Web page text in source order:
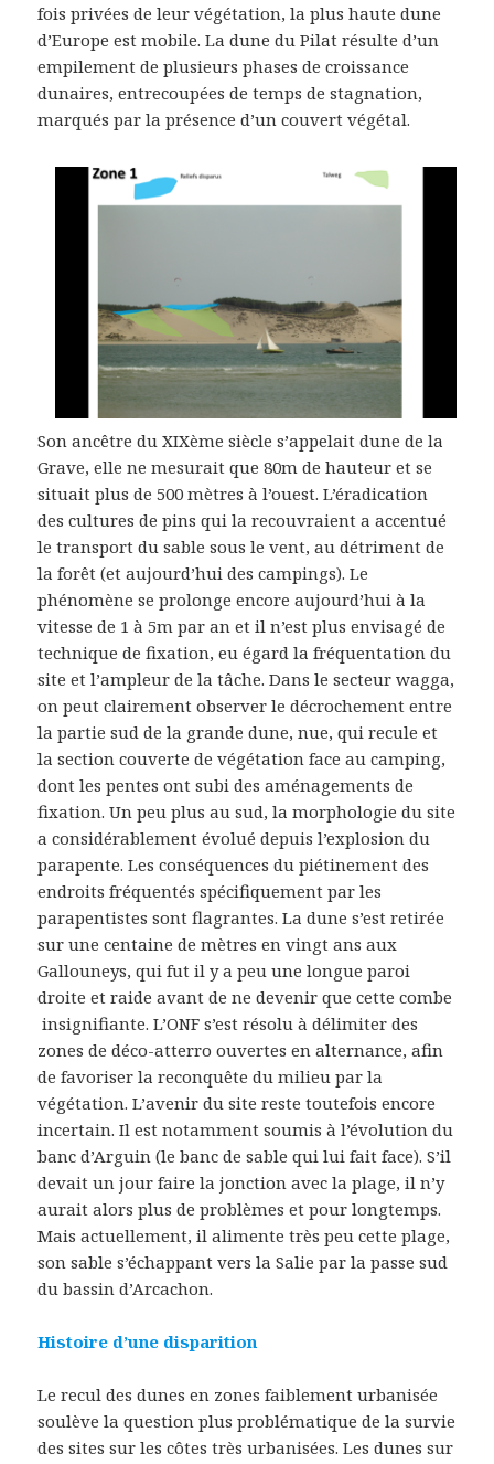
fois privées de leur végétation, la plus haute dune
d’Europe est mobile. La dune du Pilat résulte d’un
empilement de plusieurs phases de croissance
dunaires, entrecoupées de temps de stagnation,
marqués par la présence d’un couvert végétal.
Son ancêtre du XIXème siècle s’appelait dune de la
Grave, elle ne mesurait que 80m de hauteur et se
situait plus de 500 mètres à l’ouest. L’éradication
des cultures de pins qui la recouvraient a accentué
le transport du sable sous le vent, au détriment de
la forêt (et aujourd’hui des campings). Le
phénomène se prolonge encore aujourd’hui à la
vitesse de 1 à 5m par an et il n’est plus envisagé de
technique de fixation, eu égard la fréquentation du
site et l’ampleur de la tâche. Dans le secteur wagga,
on peut clairement observer le décrochement entre
la partie sud de la grande dune, nue, qui recule et
la section couverte de végétation face au camping,
dont les pentes ont subi des aménagements de
fixation. Un peu plus au sud, la morphologie du site
a considérablement évolué depuis l’explosion du
parapente. Les conséquences du piétinement des
endroits fréquentés spécifiquement par les
parapentistes sont flagrantes. La dune s’est retirée
sur une centaine de mètres en vingt ans aux
Gallouneys, qui fut il y a peu une longue paroi
droite et raide avant de ne devenir que cette combe
insignifiante. L’ONF s’est résolu à délimiter des
zones de déco-atterro ouvertes en alternance, afin
de favoriser la reconquête du milieu par la
végétation. L’avenir du site reste toutefois encore
incertain. Il est notamment soumis à l’évolution du
banc d’Arguin (le banc de sable qui lui fait face). S’il
devait un jour faire la jonction avec la plage, il n’y
aurait alors plus de problèmes et pour longtemps.
Mais actuellement, il alimente très peu cette plage,
son sable s’échappant vers la Salie par la passe sud
du bassin d’Arcachon.
Histoire d’une disparition
Le recul des dunes en zones faiblement urbanisée
soulève la question plus problématique de la survie
des sites sur les côtes très urbanisées. Les dunes sur